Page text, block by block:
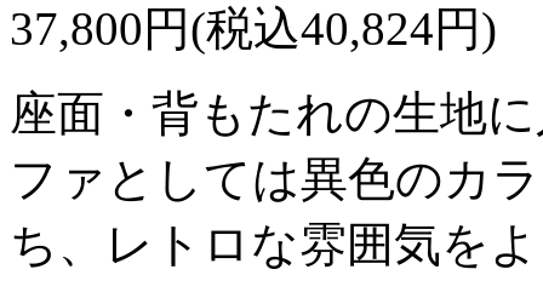
37,800円(税込40,824円)
座面・背もたれの生地
ファとしては異色のカ
ち、レトロな雰囲気を